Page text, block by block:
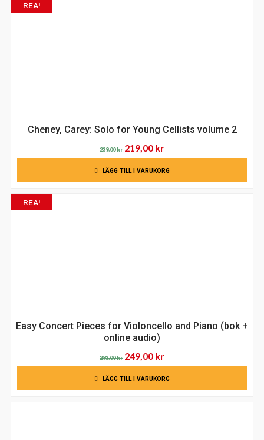
REA!
Cheney, Carey: Solo for Young Cellists volume 2
239,00kr Det
ursprungliga
priset
219,00 krDet
nuvarande
priset
LÄGG TILL I VARUKORG
REA!
Easy Concert Pieces for Violoncello and Piano (bok +
online audio)
293,00kr Det
ursprungliga
priset
249,00 krDet
nuvarande
priset
LÄGG TILL I VARUKORG